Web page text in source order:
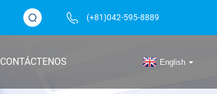
(+81)042-595-8889
CONTÁCTENOS English